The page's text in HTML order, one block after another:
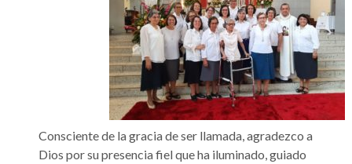
Consciente de la gracia de ser llamada, agradezco a
Dios por su presencia fiel que ha iluminado, guiado